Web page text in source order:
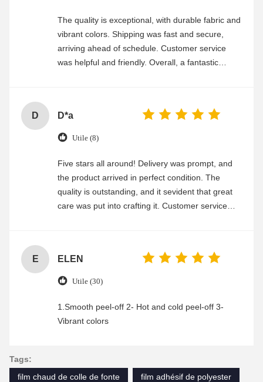
The quality is exceptional, with durable fabric and
vibrant colors. Shipping was fast and secure,
arriving ahead of schedule. Customer service
was helpful and friendly. Overall, a fantastic
D D*a
Utile (8)
Five stars all around! Delivery was prompt, and
the product arrived in perfect condition. The
quality is outstanding, and it sevident that great
care was put into crafting it. Customer service
E ELEN
Utile (30)
1.Smooth peel-off 2- Hot and cold peel-off 3-
Vibrant colors
Tags:
film chaud de colle de fonte
film adhésif de polyester